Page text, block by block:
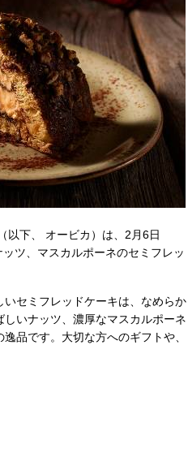
以下、 オービカ）は、2月6日
ツ、マスカルポーネのセミフレッ
セミフレッドケーキは、なめらか
いナッツ、濃厚なマスカルポーネ
品です。大切な方へのギフトや、